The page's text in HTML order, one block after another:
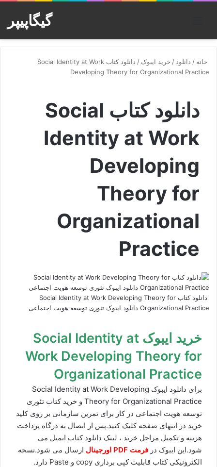
گیگاپیپر
خانه / دانلود / خرید ایبوک /
دانلود کتاب Social Identity at Work
Developing Theory for Organizational Practice
دانلود کتاب Social
Identity at Work
Developing
Theory for
Organizational
Practice
دانلود کتاب Social Identity at Work Developing Theory for
Organizational Practice دانلود ایبوک تئوری توسعه هویت اجتماعی
خرید ایبوک Social Identity at
Work Developing Theory for
Organizational Practice
برای دانلود ایبوک Social Identity at Work Developing
Theory for Organizational Practice و خرید کتاب تئوری
توسعه هویت اجتماعی در کار برای تمرین سازمانی بر روی کلید
خرید در انتهای صفحه کلیک کنید.پس از اتصال به درگاه پرداخت
هزینه و تکمیل مراحل خرید ، لینک دانلود کتاب ایمیل می
شود.این ایبوک در فرمت PDF اورجینال
ارسال می شود.نسخه
الکترونیکی کتاب قابلیت کپی برداری copy و Paste دارد.